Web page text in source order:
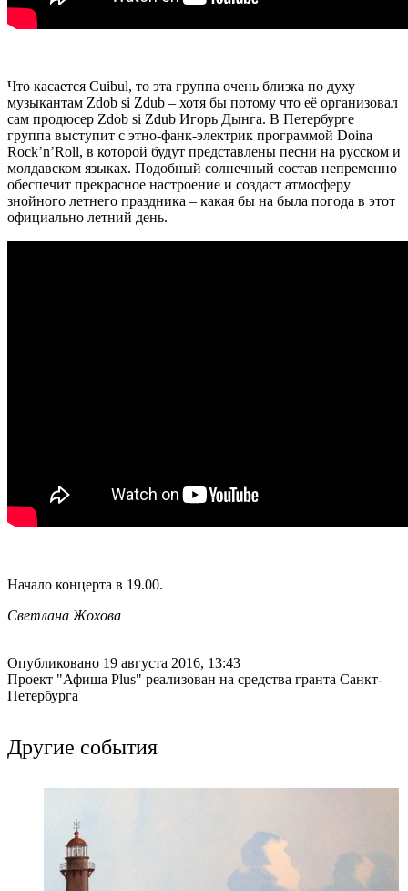
Что касается Cuibul, то эта группа очень близка по духу
музыкантам Zdob si Zdub – хотя бы потому что её организовал
сам продюсер Zdob si Zdub Игорь Дынга. В Петербурге
группа выступит с этно-фанк-электрик программой Doina
Rock’n’Roll, в которой будут представлены песни на русском и
молдавском языках. Подобный солнечный состав непременно
обеспечит прекрасное настроение и создаст атмосферу
знойного летнего праздника – какая бы на была погода в этот
официально летний день.
Начало концерта в 19.00.
Светлана Жохова
Опубликовано 19 августа 2016, 13:43
Проект "Афиша Plus" реализован на средства гранта Санкт-
Петербурга
Другие события